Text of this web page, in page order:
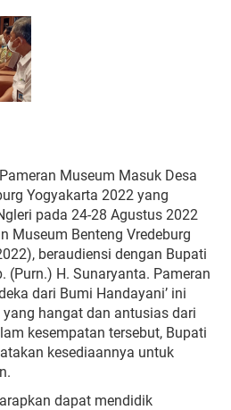
Museum Masuk Desa
Yogyakarta 2022 yang
pada 24-28 Agustus 2022
Museum Benteng Vredeburg
beraudiensi dengan Bupati
(Purn.) H. Sunaryanta. Pameran
dari Bumi Handayani’ ini
hangat dan antusias dari
kesempatan tersebut, Bupati
kesediaannya untuk
dapat mendidik